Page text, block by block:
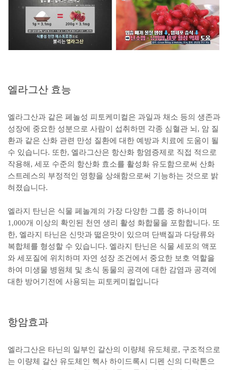
엘라그산 효능
엘라그산과 같은 페놀성 피토케미컬은 과일과 채소 등의 생존과
성장에 중요한 성분으로 사람이 섭취하면 각종 심혈관 뇌, 암 질
환과 같은 산화 관련 만성 질환에 대한 예방과 치료에 도움이 될
수 있습니다. 또한, 엘라그산은 항산화 항염증제로 직접 적으로
작용해, 세포 수준의 항산화 효소를 활성화 유도함으로써 산화
스트레스의 부정적인 영향을 상쇄함으로써 기능하는 것으로 밝
혀졌습니다.
엘라지 탄닌은 식물 페놀계의 가장 다양한 그룹 중 하나이며
1,000개 이상의 확인된 천연 생리 활성 화합물을 포함합니다. 또
한, 엘라지 타닌은 신맛과 떫은맛이 있으며 단백질과 다당류와
복합체를 형성할 수 있습니다. 엘라지 탄닌은 식물 세포의 액포
와 세포질에 위치하며 자연 성장 조건에서 중요한 보호 역할을
하여 미생물 병원체 및 초식 동물의 공격에 대한 감염과 공격에
대한 방어기전에 사용되는 피토케미컬입니다
항암효과
엘라그산은 타닌의 일부인 갈산의 이량체 유도체로, 구조적으로
는 이량체 갈산 유도체인 헥사 하이드록시 디펜 신의 디락톤으